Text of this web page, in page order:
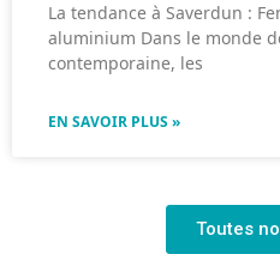
La tendance à Saverdun :
aluminium Dans le monde
contemporaine, les
EN SAVOIR PLUS »
Toutes